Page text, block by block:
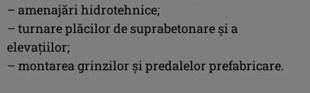
– amenajări hidrotehnice;
– turnare plăcilor de suprabetonare și a
elevațiilor;
– montarea grinzilor și predalelor prefabricare.